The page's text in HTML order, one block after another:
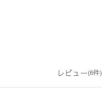
レビュー(6件)